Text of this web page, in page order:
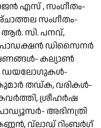
എസ് , സംഗീതം-
സംഗീതം-
സി. പനവ്,
ഡിസൈനർ
കല്യാൺ
ഡയലോഗുകൾ-
തഡ്ക, വരികൾ-
ശ്രീഹർഷ
അഭിനത്രി
വ്ലാഡ് റിംബർഗ്